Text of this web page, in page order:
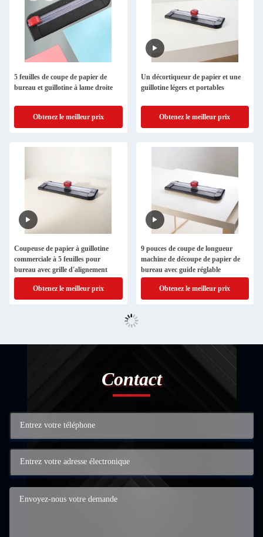
5 feuilles de coupe de papier de
bureau et guillotine à lame droite
Obtenez le meilleur prix
Un décortiqueur de papier et une
guillotine légers et portables
Obtenez le meilleur prix
Coupeuse de papier à guillotine
commerciale à 5 feuilles pour
bureau avec grille d'alignement
Obtenez le meilleur prix
9 pouces de coupe de longueur
machine de découpe de papier de
bureau avec guide réglable
Obtenez le meilleur prix
Contact